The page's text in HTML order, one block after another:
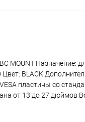
MOUNT
BLACK
пластины со
от 13 до 27 дюймов